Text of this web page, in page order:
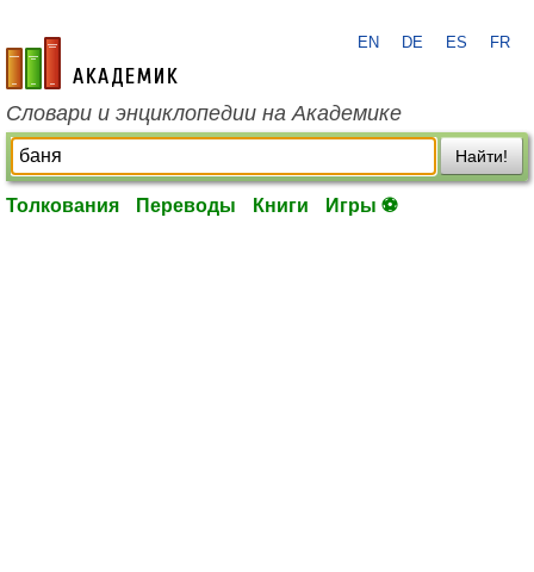
academic.ru
EN DE ES FR
Словари и энциклопедии на Академике
Найти!
Толкования Переводы Книги Игры ⚽